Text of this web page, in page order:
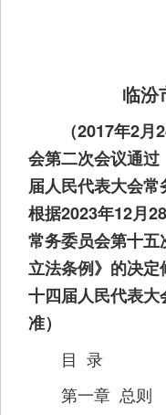
临汾
（2017年2月
会第二次会议通
届人民代表大会
根据2023年12月
常务委员会第十
立法条例》的决
十四届人民代表
准）
目 录
第一章 总则